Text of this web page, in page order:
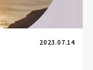
2023.07.14